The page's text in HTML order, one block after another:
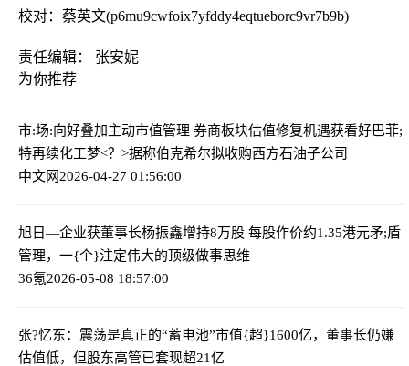
校对：蔡英文(p6mu9cwfoix7yfddy4eqtueborc9vr7b9b)
责任编辑： 张安妮
为你推荐
市:场:向好叠加主动市值管理 券商板块估值修复机遇获看好巴菲;
特再续化工梦<？>据称伯克希尔拟收购西方石油子公司
中文网2026-04-27 01:56:00
旭日—企业获董事长杨振鑫增持8万股 每股作价约1.35港元矛;盾
管理，一{个}注定伟大的顶级做事思维
36氪2026-05-08 18:57:00
张?忆东：震荡是真正的“蓄电池”市值{超}1600亿，董事长仍嫌
估值低，但股东高管已套现超21亿